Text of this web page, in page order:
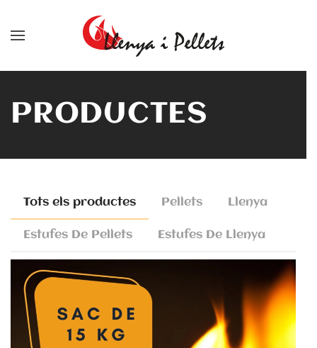
Skip to main content
PRODUCTES
Tots els productes Pellets Llenya
Estufes De Pellets Estufes De Llenya